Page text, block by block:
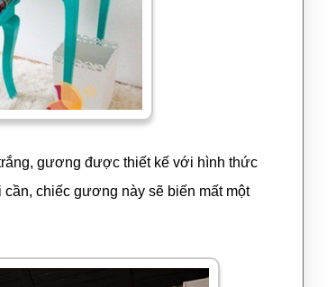
gương được thiết kế với hình thức
chiếc gương này sẽ biến mất một